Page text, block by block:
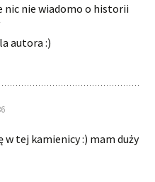
nic nie wiadomo o historii
autora :)
w tej kamienicy :) mam duży